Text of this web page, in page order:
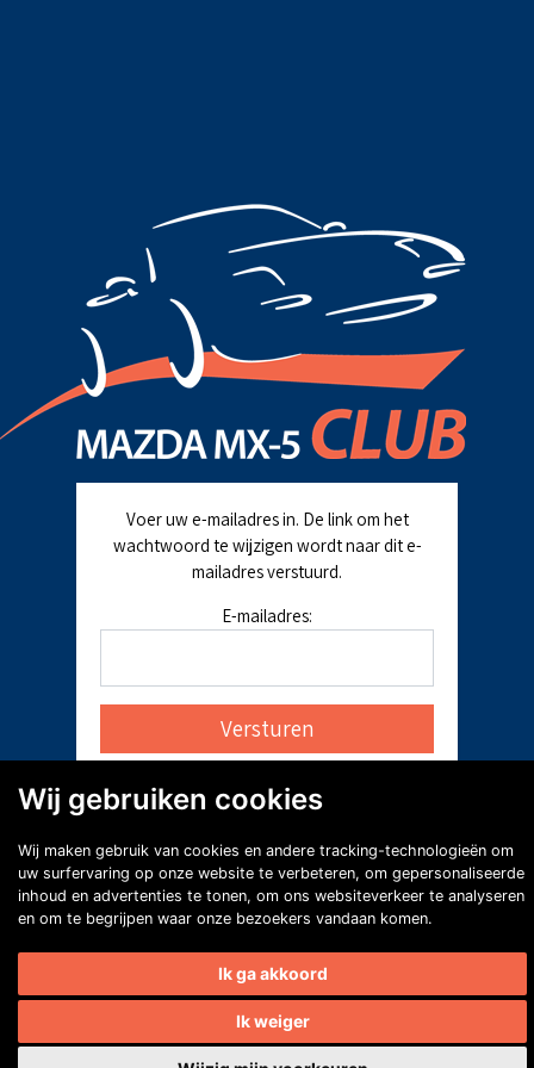
Voer uw e-mailadres in. De link om het
wachtwoord te wijzigen wordt naar dit e-
mailadres verstuurd.
E-mailadres:
Wij gebruiken cookies
Wij maken gebruik van cookies en andere tracking-technologieën om
uw surfervaring op onze website te verbeteren, om gepersonaliseerde
inhoud en advertenties te tonen, om ons websiteverkeer te analyseren
en om te begrijpen waar onze bezoekers vandaan komen.
Ik ga akkoord
Ik weiger